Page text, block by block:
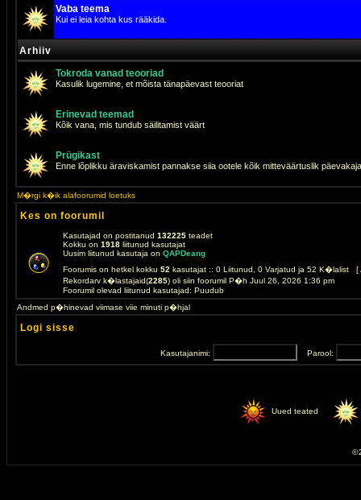
Vaba teema
Kui ei leia kohta kus rääkida.
Arhiiv
Tokroda vanad teooriad
Kasulik lugemine, et mõista tänapäevast teooriat
Erinevad teemad
Kõik vana, mis tundub säilitamist väärt
Prügikast
Enne lõplikku äraviskamist pannakse siia ootele kõik mitteväärtuslik
M�rgi k�ik alafoorumid loetuks
Kes on foorumil
Kasutajad on postitanud 132225 teadet
Kokku on 1918 liitunud kasutajat
Uusim liitunud kasutaja on QAPDeang
Foorumis on hetkel kokku 52 kasutajat :: 0 Liitunud, 0 Varjatud ja 52 K�lalist [
Rekordarv k�lastajaid(2285) oli siin foorumil P�h Juul 26, 2026 1:36 pm
Foorumil olevad liitunud kasutajad: Puudub
Andmed p�hinevad viimase viie minuti p�hjal
Logi sisse
Kasutajanimi: Parool:
Uued teated
©